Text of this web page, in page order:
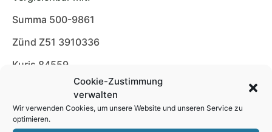
Cookie-Zustimmung
verwalten
Wir verwenden Cookies, um unsere Website und unseren Service zu
optimieren.
Summa 500-9861
Zünd Z51 3910336
Kuris 84559
MultiCam 003612-MC51-ROTARY
Referenz: BT-2351